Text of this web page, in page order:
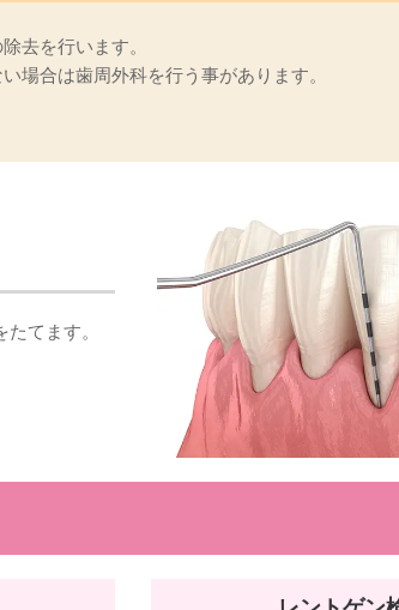
去を行います。
場合は歯周外科を行う事があります。
てます。